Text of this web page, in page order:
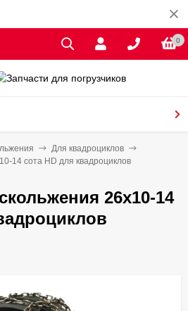
0
Для квадроциклов
14 сота HD для квадроциклов
26x10-14